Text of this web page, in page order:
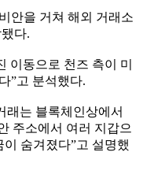
안을 거쳐 해외 거래소
다.
이동으로 천즈 측이 미
”고 분석했다.
래는 블록체인상에서
주소에서 여러 지갑으
숨겨졌다”고 설명했